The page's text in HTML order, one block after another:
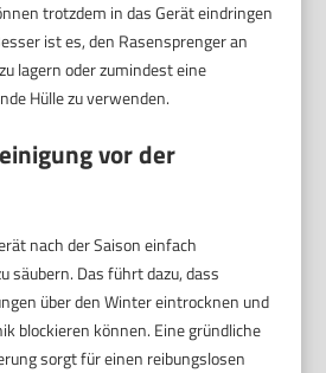
trotzdem in das Gerät eindringen
ist es, den Rasensprenger an
lagern oder zumindest eine
Hülle zu verwenden.
vor der
nach der Saison einfach
säubern. Das führt dazu, dass
über den Winter eintrocknen und
blockieren können. Eine gründliche
sorgt für einen reibungslosen